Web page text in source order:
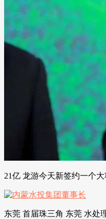
21亿 龙游今天新签约一个大
东莞 首届珠三角 东莞 水处